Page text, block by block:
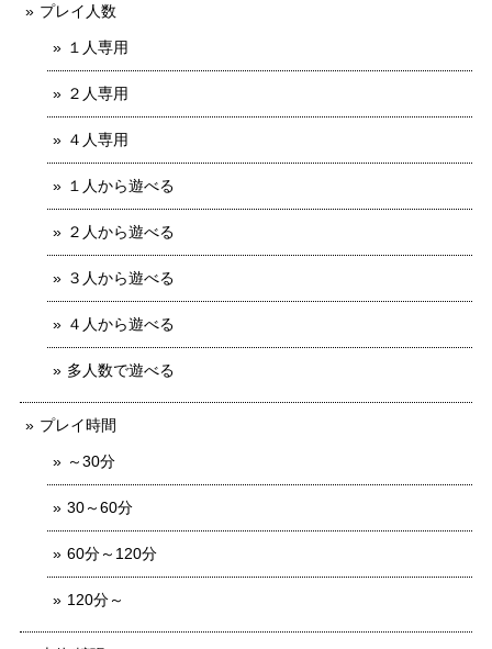
プレイ人数
１人専用
２人専用
４人専用
１人から遊べる
２人から遊べる
３人から遊べる
４人から遊べる
多人数で遊べる
プレイ時間
～30分
30～60分
60分～120分
120分～